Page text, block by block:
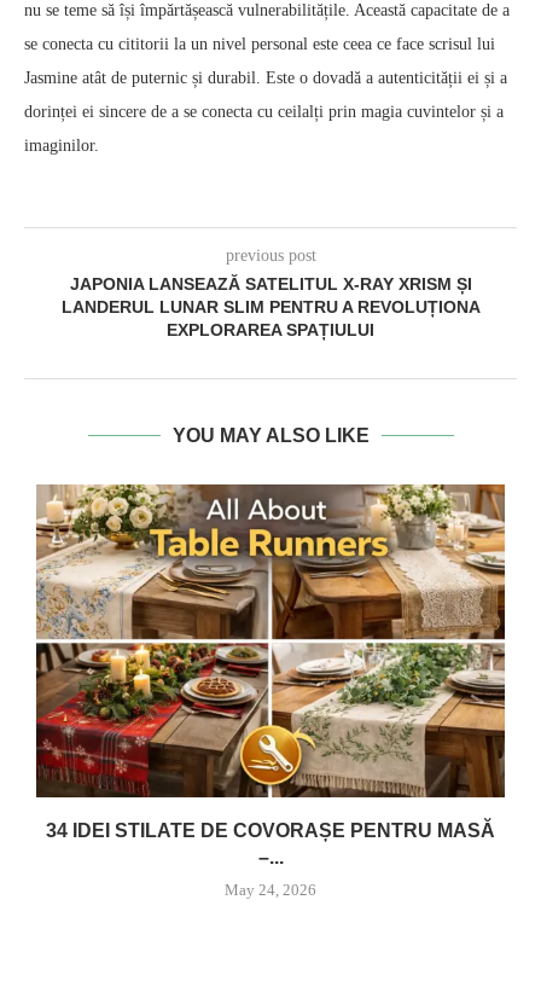
nu se teme să își împărtășească vulnerabilitățile. Această capacitate de a
se conecta cu cititorii la un nivel personal este ceea ce face scrisul lui
Jasmine atât de puternic și durabil. Este o dovadă a autenticității ei și a
dorinței ei sincere de a se conecta cu ceilalți prin magia cuvintelor și a
imaginilor.
previous post
JAPONIA LANSEAZĂ SATELITUL X-RAY XRISM ȘI
LANDERUL LUNAR SLIM PENTRU A REVOLUȚIONA
EXPLORAREA SPAȚIULUI
YOU MAY ALSO LIKE
34 IDEI STILATE DE COVORAȘE PENTRU MASĂ
–...
May 24, 2026